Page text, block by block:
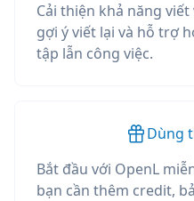
Cải thiện khả năng
gợi ý viết lại và hỗ trợ
tập lẫn công việc.
Dùng
Bắt đầu với OpenL
bạn cần thêm credit,